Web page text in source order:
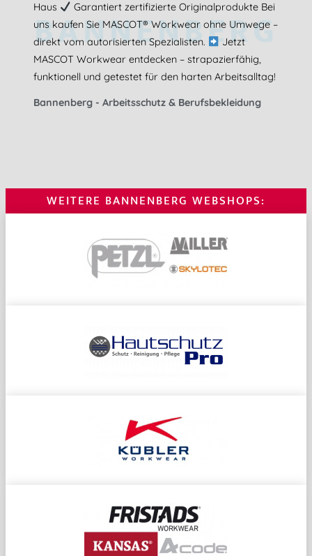
Haus
Garantiert zertifizierte Originalprodukte Bei
uns kaufen Sie MASCOT® Workwear ohne Umwege –
direkt vom autorisierten Spezialisten.
Jetzt
MASCOT Workwear entdecken – strapazierfähig,
funktionell und getestet für den harten Arbeitsalltag!
Bannenberg - Arbeitsschutz & Berufsbekleidung
BANNENBERG
WEITERE BANNENBERG WEBSHOPS: